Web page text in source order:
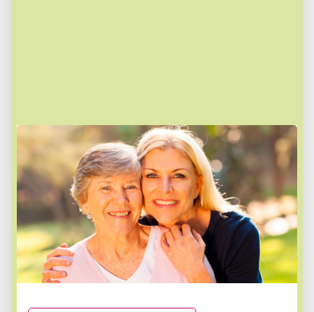
Entlastung für pflegende Angehörige
Die Pflege eines Angehörigen ist mit hohen
Belastungen verbunden - zeitliche und auch
psychische. Häufig bereiten zudem Bürokratie
und finanzielle Nöte Schwierigkeiten. Erfahren
Sie, welche Möglichkeiten der Entlastung es für
pflegende Angehörige gibt und welches die
richtigen Anlaufstellen sind.